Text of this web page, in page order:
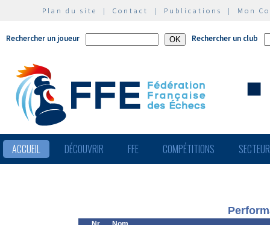
Plan du site | Contact | Publications | Mon
Rechercher un joueur Rechercher un club
ACCUEIL DÉCOUVRIR FFE COMPÉTITIONS